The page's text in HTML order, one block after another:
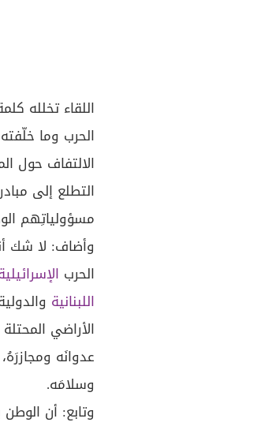
اللقاء تخلله
الحرب وما
الالتفاف حول
التطلع إلى
مسؤولياتِهم
وأضاف: لا شك
الحرب
اللبنانية
الأراضي
عدوانَه
وسلامَه.
وتابع: أن